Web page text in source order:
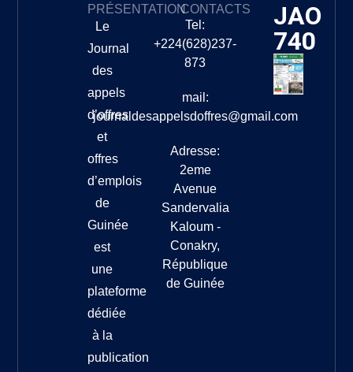
PRÉSENTATION
Le
Journal
des
appels
d’offres
et
offres
d’emplois
de
Guinée
est
une
plateforme
dédiée
à la
publication
CONTACTS
Tel:
+224(628)237-
873
mail:
journaldesappelsdoffres@gmail.com
Adresse:
2eme
Avenue
Sandervalia
Kaloum -
Conakry,
République
de Guinée
JAO
740